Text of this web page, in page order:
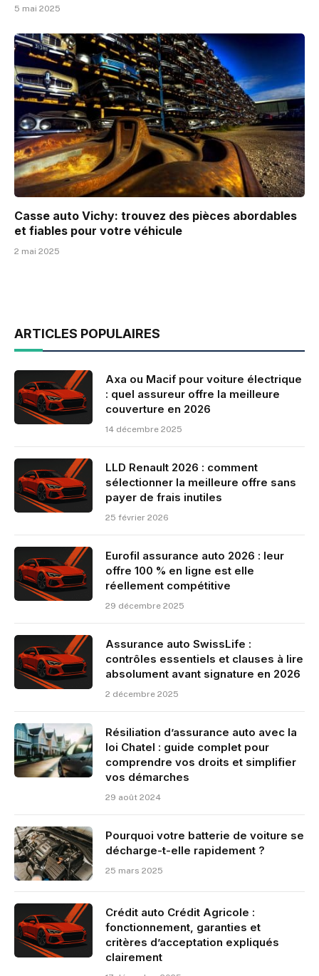
5 mai 2025
Casse auto Vichy: trouvez des pièces abordables
et fiables pour votre véhicule
2 mai 2025
ARTICLES POPULAIRES
Axa ou Macif pour voiture électrique
: quel assureur offre la meilleure
couverture en 2026
14 décembre 2025
LLD Renault 2026 : comment
sélectionner la meilleure offre sans
payer de frais inutiles
25 février 2026
Eurofil assurance auto 2026 : leur
offre 100 % en ligne est elle
réellement compétitive
29 décembre 2025
Assurance auto SwissLife :
contrôles essentiels et clauses à lire
absolument avant signature en 2026
2 décembre 2025
Résiliation d’assurance auto avec la
loi Chatel : guide complet pour
comprendre vos droits et simplifier
vos démarches
29 août 2024
Pourquoi votre batterie de voiture se
décharge-t-elle rapidement ?
25 mars 2025
Crédit auto Crédit Agricole :
fonctionnement, garanties et
critères d’acceptation expliqués
clairement